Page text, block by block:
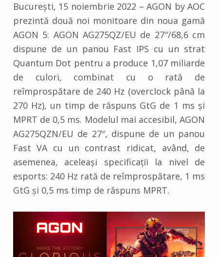
București, 15 noiembrie 2022 – AGON by AOC
prezintă două noi monitoare din noua gamă
AGON 5: AGON AG275QZ/EU de 27″/68,6 cm
dispune de un panou Fast IPS cu un strat
Quantum Dot pentru a produce 1,07 miliarde
de culori, combinat cu o rată de
reîmprospătare de 240 Hz (overclock până la
270 Hz), un timp de răspuns GtG de 1 ms și
MPRT de 0,5 ms. Modelul mai accesibil, AGON
AG275QZN/EU de 27″, dispune de un panou
Fast VA cu un contrast ridicat, având, de
asemenea, aceleași specificații la nivel de
esports: 240 Hz rată de reîmprospătare, 1 ms
GtG și 0,5 ms timp de răspuns MPRT.